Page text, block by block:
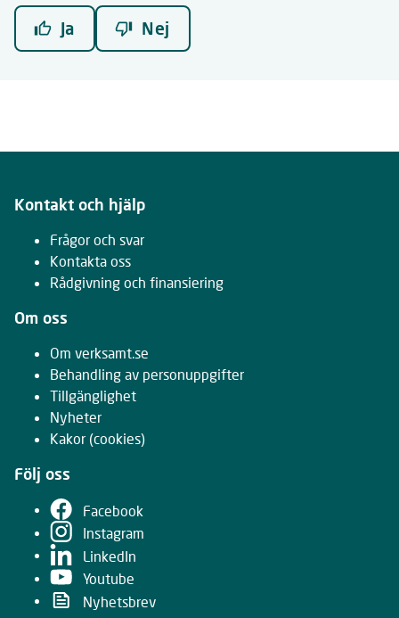
Ja Nej
Kontakt och hjälp
Frågor och svar
Kontakta oss
Rådgivning och finansiering
Om oss
Om verksamt.se
Behandling av personuppgifter
Tillgänglighet
Nyheter
Kakor (cookies)
Följ oss
Facebook
Instagram
LinkedIn
Youtube
Nyhetsbrev